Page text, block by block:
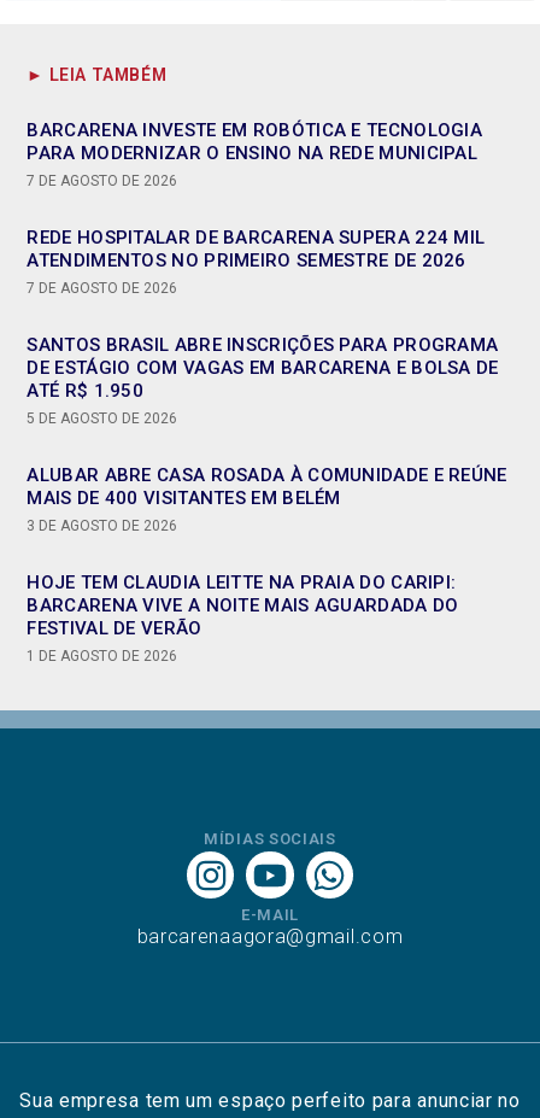
► LEIA TAMBÉM
BARCARENA INVESTE EM ROBÓTICA E TECNOLOGIA
PARA MODERNIZAR O ENSINO NA REDE MUNICIPAL
7 DE AGOSTO DE 2026
REDE HOSPITALAR DE BARCARENA SUPERA 224 MIL
ATENDIMENTOS NO PRIMEIRO SEMESTRE DE 2026
7 DE AGOSTO DE 2026
SANTOS BRASIL ABRE INSCRIÇÕES PARA PROGRAMA
DE ESTÁGIO COM VAGAS EM BARCARENA E BOLSA DE
ATÉ R$ 1.950
5 DE AGOSTO DE 2026
ALUBAR ABRE CASA ROSADA À COMUNIDADE E REÚNE
MAIS DE 400 VISITANTES EM BELÉM
3 DE AGOSTO DE 2026
HOJE TEM CLAUDIA LEITTE NA PRAIA DO CARIPI:
BARCARENA VIVE A NOITE MAIS AGUARDADA DO
FESTIVAL DE VERÃO
1 DE AGOSTO DE 2026
MÍDIAS SOCIAIS
E-MAIL
barcarenaagora@gmail.com
Sua empresa tem um espaço perfeito para anunciar no